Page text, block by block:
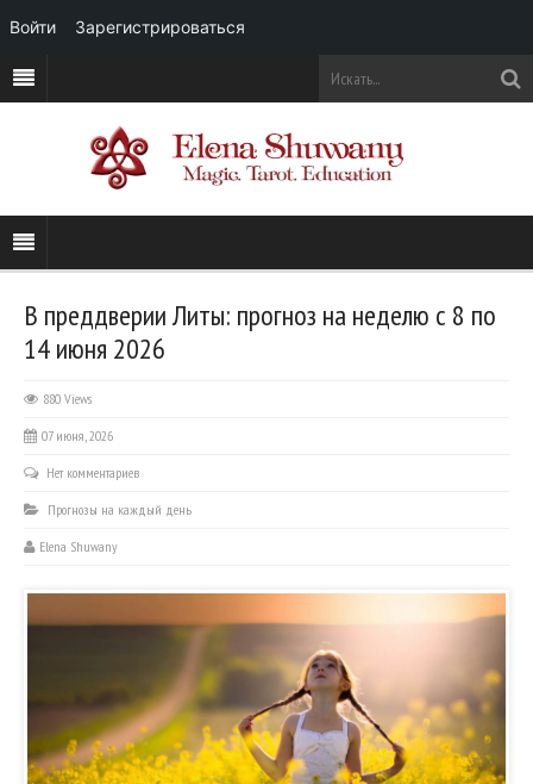
В преддверии Литы: прогноз на неделю с 8 по
14 июня 2026
880 Views
07 июня, 2026
Нет комментариев
Прогнозы на каждый день
Elena Shuwany
Войти Зарегистрироваться